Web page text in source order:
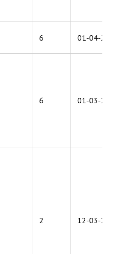
6 01-04-
6 01-03-
2 12-03-